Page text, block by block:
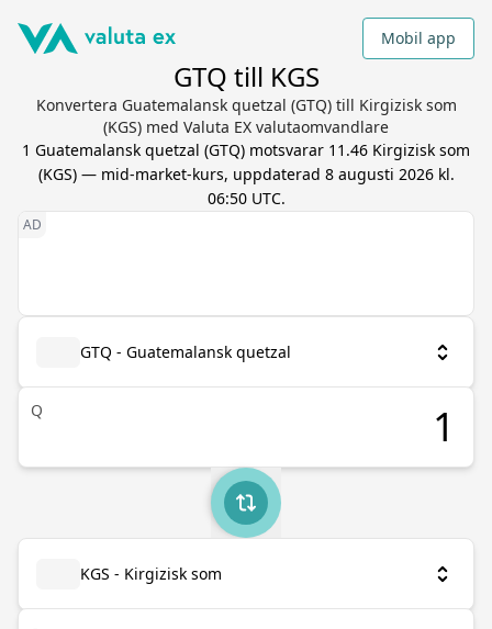
Mobil app
GTQ till KGS
Konvertera Guatemalansk quetzal (GTQ) till Kirgizisk som
(KGS) med Valuta EX valutaomvandlare
1 Guatemalansk quetzal (GTQ) motsvarar 11.46 Kirgizisk som
(KGS) — mid-market-kurs, uppdaterad 8 augusti 2026 kl.
06:50 UTC.
GTQ - Guatemalansk quetzal
Q
KGS - Kirgizisk som